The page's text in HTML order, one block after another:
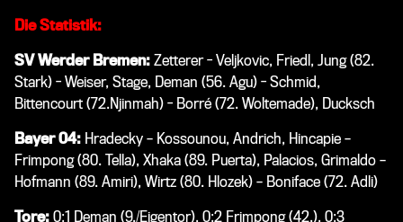
Die Statistik:
SV Werder Bremen: Zetterer - Veljkovic, Friedl, Jung (82.
Stark) - Weiser, Stage, Deman (56. Agu) - Schmid,
Bittencourt (72.Njinmah) - Borré (72. Woltemade), Ducksch
Bayer 04: Hradecky – Kossounou, Andrich, Hincapie –
Frimpong (80. Tella), Xhaka (89. Puerta), Palacios, Grimaldo –
Hofmann (89. Amiri), Wirtz (80. Hlozek) – Boniface (72. Adli)
Tore: 0:1 Deman (9./Eigentor), 0:2 Frimpong (42.), 0:3